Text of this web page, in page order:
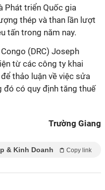
Phát triển Quốc gia
thép và than lần lượt
tấn trong năm nay.
(DRC) Joseph
từ các công ty khai
thảo luận về việc sửa
đó có quy định tăng thuế
Trường Giang
& Kinh Doanh Copy link